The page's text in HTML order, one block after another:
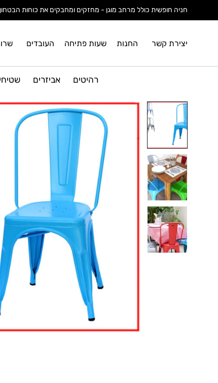
חניה חופשית כולל מרחב מוגן - מחזקים ומחבקים את כוחות
יצירת קשר החנות שעות פתיחה העובדים
רהיטים אביזרים